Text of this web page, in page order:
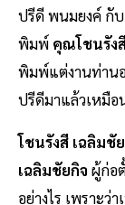
ปรีดี พนมยงค์ กั
พิมพ์ คุณโชนรัง
พิมพ์แต่งานท่าน
ปรีดีมาแล้วเหมือ
โชนรังสี เฉลิมชั
เฉลิมชัยกิจ ผู้ก่อ
อย่างไร เพราะว่